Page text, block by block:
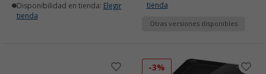
Disponibilidad en tienda: Elegir
tienda
tienda
Otras versiones disponibles
-3%